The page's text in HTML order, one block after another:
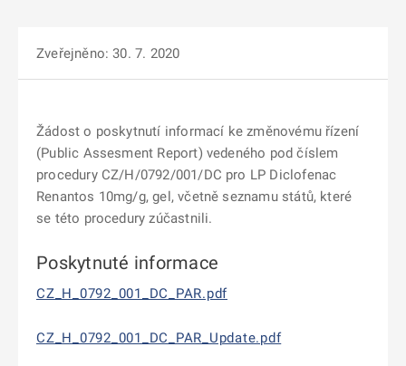
Zveřejněno: 30. 7. 2020
Žádost o poskytnutí informací ke změnovému řízení
(Public Assesment Report) vedeného pod číslem
procedury CZ/H/0792/001/DC pro LP Diclofenac
Renantos 10mg/g, gel, včetně seznamu států, které
se této procedury zúčastnili.
Poskytnuté informace
CZ_H_0792_001_DC_PAR.pdf
CZ_H_0792_001_DC_PAR_Update.pdf